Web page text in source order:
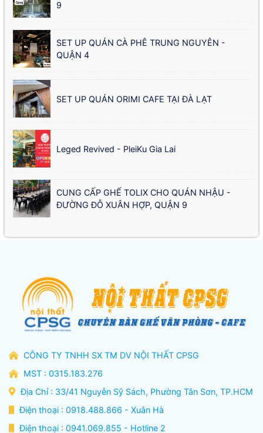
9
SET UP QUÁN CÀ PHÊ TRUNG NGUYÊN -
QUẬN 4
SET UP QUÁN ORIMI CAFE TẠI ĐÀ LẠT
Leged Revived - PleiKu Gia Lai
CUNG CẤP GHẾ TOLIX CHO QUÁN NHẬU -
ĐƯỜNG ĐỖ XUÂN HỢP, QUẬN 9
CÔNG TY TNHH SX TM DV NỘI THẤT CPSG
MST : 0315.183.276
Địa Chỉ : 33/41 Nguyễn Sỹ Sách, Phường Tân Sơn, TP.HCM
Điện thoại : 0918.488.866 - Xuân Hà
Điện thoại : 0941.069.855 - Hotline 2